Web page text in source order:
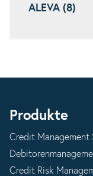
ALEVA (8)
Produkte
Credit Management
Credit Risk